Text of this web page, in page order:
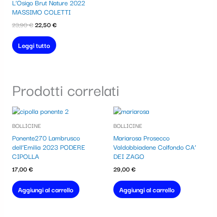
L’Osigo Brut Nature 2022
MASSIMO COLETTI
23,90€
23,90 €.
22,50€
22,50 €.
Leggi tutto
Prodotti correlati
BOLLICINE
Ponente270 Lambrusco
dell’Emilia 2023 PODERE
CIPOLLA
17,00€
Aggiungi al carrello
BOLLICINE
Mariarosa Prosecco
Valdobbiadene Colfondo CA’
DEI ZAGO
29,00€
Aggiungi al carrello